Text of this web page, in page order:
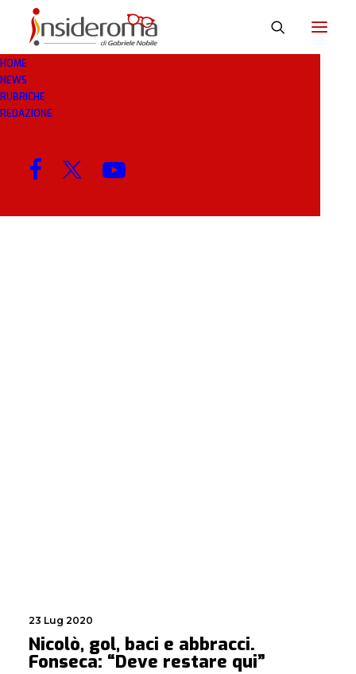
HOME
NEWS
RUBRICHE
REDAZIONE
BACI
MENU
23 Lug 2020
Nicolò, gol, baci e abbracci.
Fonseca: “Deve restare qui”